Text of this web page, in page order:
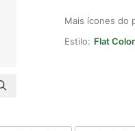
Mais ícones do
Estilo: Flat